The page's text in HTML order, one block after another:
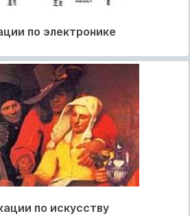
по электронике
по искусству